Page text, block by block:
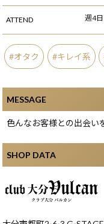
ATTEND 週4日
オタク キレイ系
MESSAGE
色んなお客様との出会い
SHOP DATA